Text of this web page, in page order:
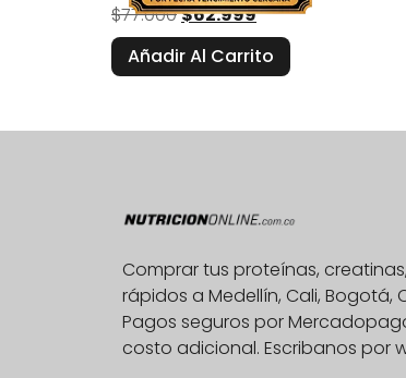
$77.000$62.999
Añadir Al Carrito
Comprar tus proteínas,
rápidos a Medellín, Cali,
Pagos seguros por
costo adicional. Escribanos por